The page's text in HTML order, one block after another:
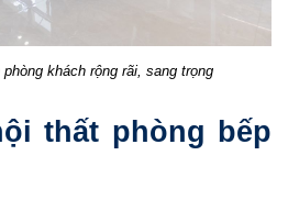
khách rộng rãi, sang trọng
thất phòng bếp